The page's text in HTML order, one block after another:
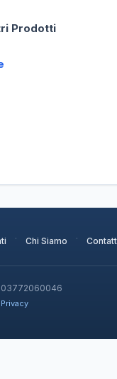
Prodotti
· Chi Siamo ·
03772060046